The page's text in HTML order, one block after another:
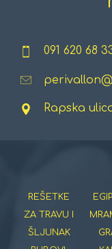
091 620 68
Rapska
REŠETKE
ZA TRAVU I
ŠLJUNAK